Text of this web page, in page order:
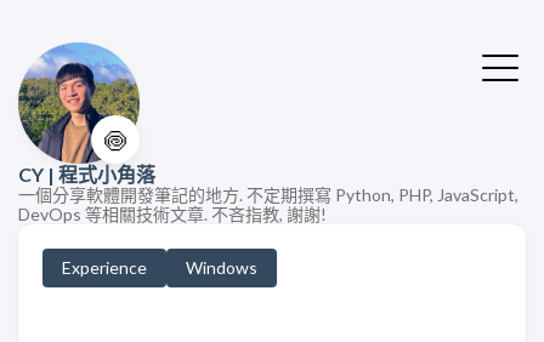
🍥
CY | 程式小角落
一個分享軟體開發筆記的地方. 不定期撰寫 Python, PHP, JavaScript,
DevOps 等相關技術文章. 不吝指教, 謝謝!
Experience Windows